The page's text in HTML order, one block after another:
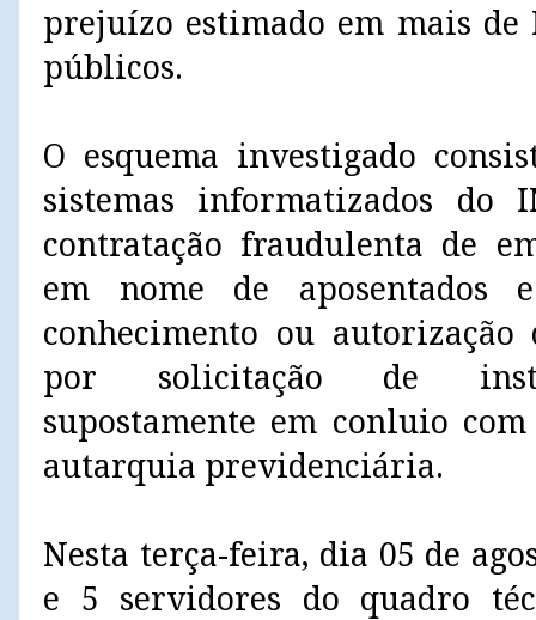
prejuízo estimado em mais de
públicos.
O esquema investigado
sistemas informatizados do
contratação fraudulenta de
em nome de aposentados
conhecimento ou autorização
por solicitação de
supostamente em conluio
autarquia previdenciária.
Nesta terça-feira, dia 05 de
e 5 servidores do quadro